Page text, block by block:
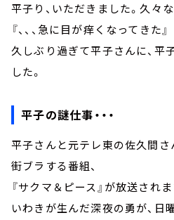
平子り、いただきました。久々
『、、、急に目が痒くなってきた』
久しぶり過ぎて平子さんに、平
した。
平子の謎仕事・・・
平子さんと元テレ東の佐久間さ
街ブラする番組、
『サクマ＆ピース』が放送されま
いわきが生んだ深夜の勇が、日